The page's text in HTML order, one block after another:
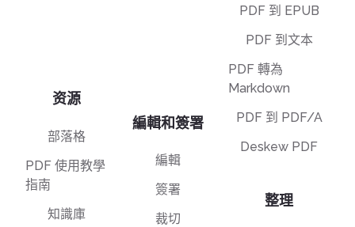
资源
部落格
PDF 使用教學
指南
知識庫
編輯和簽署
編輯
簽署
裁切
PDF 到 EPUB
PDF 到文本
PDF 轉為
Markdown
PDF 到 PDF/A
Deskew PDF
整理